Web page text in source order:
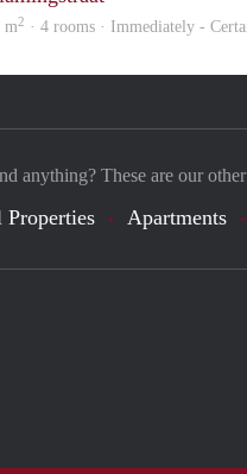
m2 · 4 rooms · Immediately -
anything? These are our
Properties Apartments